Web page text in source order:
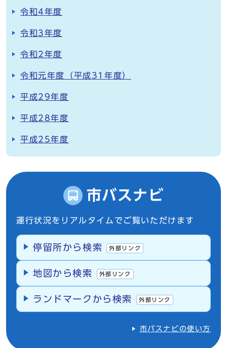
令和4年度
令和3年度
令和2年度
令和元年度（平成31年度）
平成29年度
平成28年度
平成25年度
市バスナビ
運行状況をリアルタイムでご覧いただけます
停留所から検索 外部リンク
地図から検索 外部リンク
ランドマークから検索 外部リンク
市バスナビの使い方